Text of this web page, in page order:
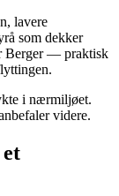
lavere
som dekker
Berger — praktisk
i nærmiljøet.
videre.